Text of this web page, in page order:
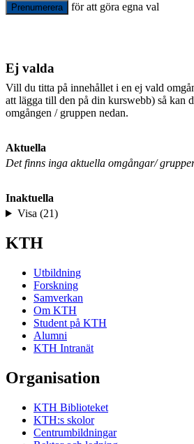
Prenumerera för att göra egna val
Ej valda
Vill du titta på innehållet i en ej vald
att lägga till den på din kurswebb) så kan
omgången / gruppen nedan.
Aktuella
Det finns inga aktuella omgångar/
Inaktuella
Visa (21)
KTH
Utbildning
Forskning
Samverkan
Om KTH
Student på KTH
Alumni
KTH Intranät
Organisation
KTH Biblioteket
KTH:s skolor
Centrumbildningar